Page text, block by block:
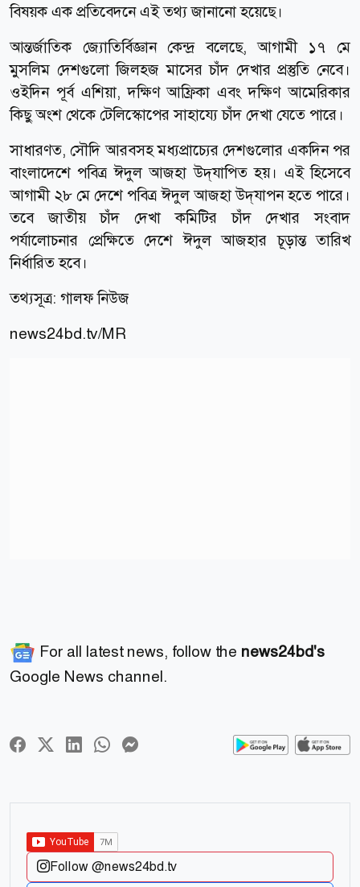
বিষয়ক এক প্রতিবেদনে এই তথ্য জানানো হয়েছে।
আন্তর্জাতিক জ্যোতির্বিজ্ঞান কেন্দ্র বলেছে, আগামী ১৭ মে
মুসলিম দেশগুলো জিলহজ মাসের চাঁদ দেখার প্রস্তুতি নেবে।
ওইদিন পূর্ব এশিয়া, দক্ষিণ আফ্রিকা এবং দক্ষিণ আমেরিকার
কিছু অংশ থেকে টেলিস্কোপের সাহায্যে চাঁদ দেখা যেতে পারে।
সাধারণত, সৌদি আরবসহ মধ্যপ্রাচ্যের দেশগুলোর একদিন পর
বাংলাদেশে পবিত্র ঈদুল আজহা উদ্‌যাপিত হয়। এই হিসেবে
আগামী ২৮ মে দেশে পবিত্র ঈদুল আজহা উদ্‌যাপন হতে পারে।
তবে জাতীয় চাঁদ দেখা কমিটির চাঁদ দেখার সংবাদ
পর্যালোচনার প্রেক্ষিতে দেশে ঈদুল আজহার চূড়ান্ত তারিখ
নির্ধারিত হবে।
তথ্যসূত্র: গালফ নিউজ
news24bd.tv/MR
For all latest news, follow the news24bd's
Google News channel.
Follow @news24bd.tv